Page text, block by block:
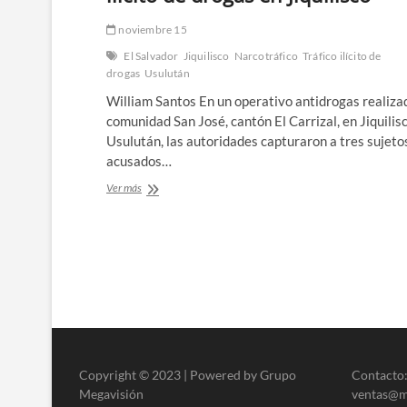
noviembre 15
El Salvador Jiquilisco Narcotráfico Tráfico ilícito de
drogas Usulután
William Santos En un operativo antidrogas
comunidad San José, cantón El Carrizal, en
Usulután, las autoridades capturaron a tres
acusados…
Ver másCapturan
Copyright © 2023 | Powered by Grupo
Megavisión